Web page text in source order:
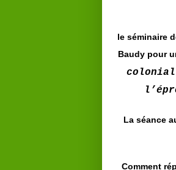
le séminaire
Baudy pour
La séance
Comment